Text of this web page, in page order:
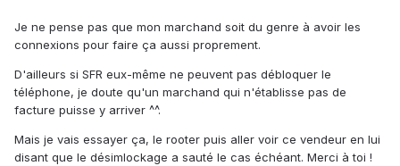
Je ne pense pas que mon marchand soit du genre à avoir les
connexions pour faire ça aussi proprement.
D'ailleurs si SFR eux-même ne peuvent pas débloquer le
téléphone, je doute qu'un marchand qui n'établisse pas de
facture puisse y arriver ^^.
Mais je vais essayer ça, le rooter puis aller voir ce vendeur en lui
disant que le désimlockage a sauté le cas échéant. Merci à toi !